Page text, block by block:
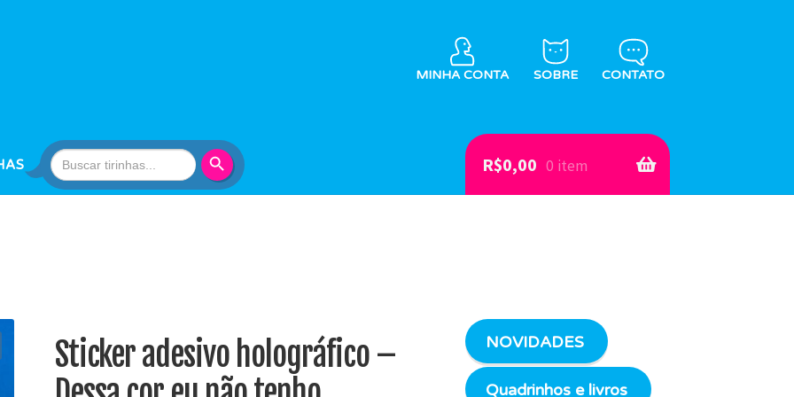
MINHA CONTA SOBRE CONTATO
Search
for:
R$0,00 0 item
Sticker adesivo holográfico –
NOVIDADES
Quadrinhos e livros